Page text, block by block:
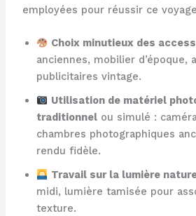
employées pour réussir ce
Choix minutieux des
anciennes, mobilier d’époque,
publicitaires vintage.
Utilisation de matériel
traditionnelou simulé :
chambres photographiques
rendu fidèle.
Travail sur la lumière
midi, lumière tamisée pour
texture.